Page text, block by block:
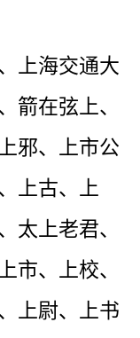
上海交通大
箭在弦上、
邪、上市公
上古、上
太上老君、
市、上校、
上尉、上书